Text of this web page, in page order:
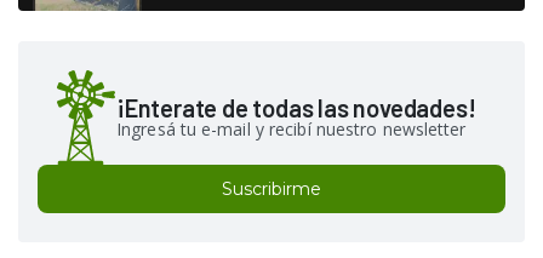
¡Enterate de todas las novedades!
Ingresá tu e-mail y recibí nuestro newsletter
Suscribirme